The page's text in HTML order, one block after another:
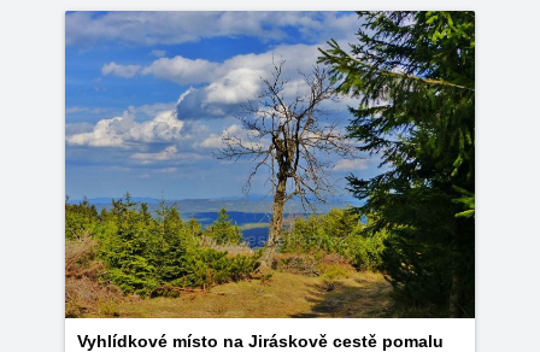
Vyhlídkové místo na Jiráskově cestě pomalu